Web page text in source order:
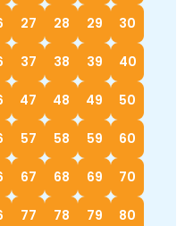
27 28 29 30
37 38 39 40
47 48 49 50
57 58 59 60
67 68 69 70
77 78 79 80